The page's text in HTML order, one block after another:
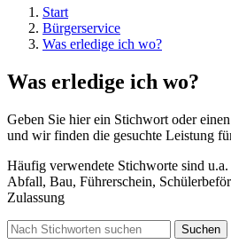
Start
Bürgerservice
Was erledige ich wo?
Was erledige ich wo?
Geben Sie hier ein Stichwort oder
und wir finden die gesuchte Leistung
Häufig verwendete Stichworte sind u.a.
Abfall, Bau, Führerschein,
Zulassung
Suchen